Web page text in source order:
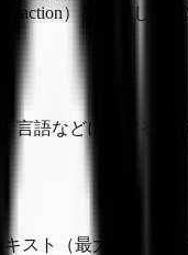
）を適用した
語などに関する選
スト（最大 10,000